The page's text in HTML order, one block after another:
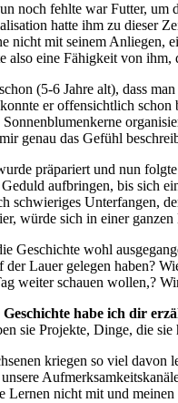
noch fehlte war Futter, um
hatte ihm zu dieser
nicht mit seinem Anliegen,
also eine Fähigkeit von ihm,
(5-6 Jahre alt), dass
er offensichtlich schon
genau das Gefühl
präpariert und nun
aufbringen, bis sich
schwieriges Unterfangen,
würde sich in einer
Geschichte wohl
der Lauer gelegen haben?
weiter schauen wollen,?
habe ich dir
sie Projekte, Dinge, die
kriegen so viel davon
Lernen nicht mit und